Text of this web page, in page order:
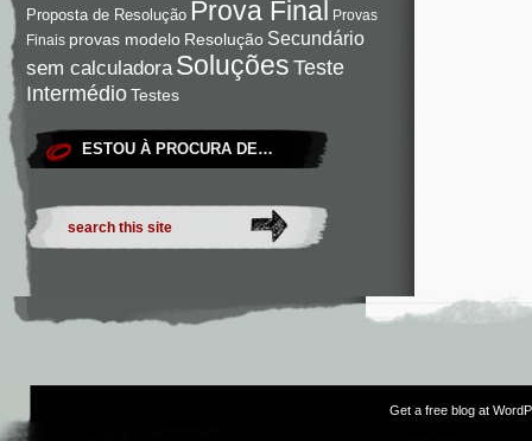
Proposta de Resolução Prova Final Provas
Finais provas modelo Resolução Secundário
sem calculadora Soluções Teste
IntermédioTestes
ESTOU À PROCURA DE…
Get a free blog at